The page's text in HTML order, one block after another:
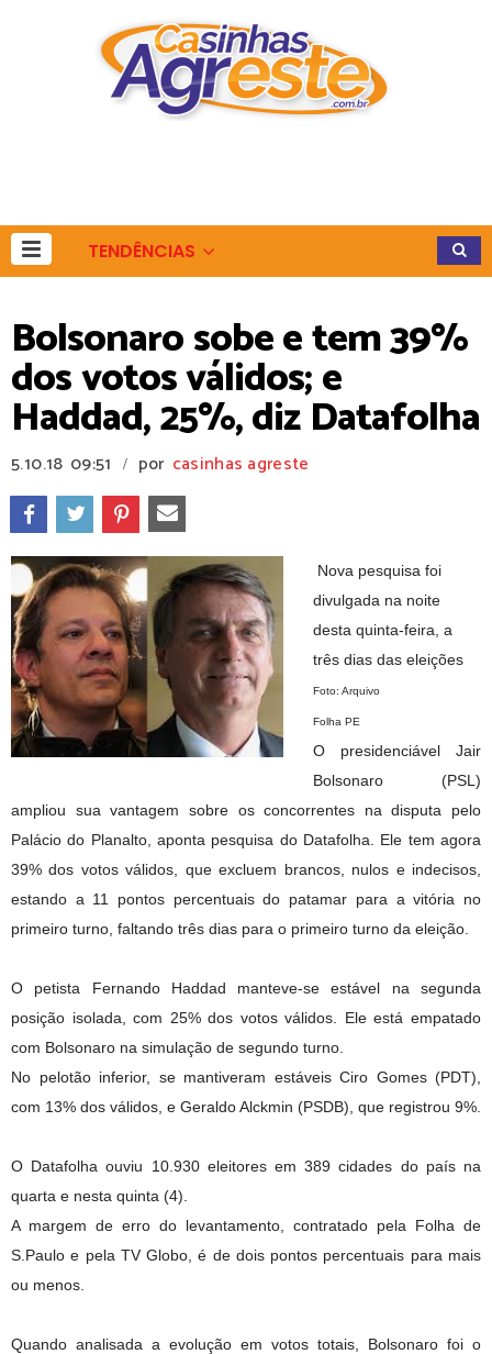
TENDÊNCIAS
Bolsonaro sobe e tem 39%
dos votos válidos; e
Haddad, 25%, diz Datafolha
5.10.18 09:51 / por casinhas agreste
Nova pesquisa foi
divulgada na noite
desta quinta-feira, a
três dias das eleições
Foto: Arquivo
Folha PE
O presidenciável Jair
Bolsonaro (PSL)
ampliou sua vantagem sobre os concorrentes na disputa pelo
Palácio do Planalto, aponta pesquisa do Datafolha. Ele tem agora
39% dos votos válidos, que excluem brancos, nulos e indecisos,
estando a 11 pontos percentuais do patamar para a vitória no
primeiro turno, faltando três dias para o primeiro turno da eleição.
O petista Fernando Haddad manteve-se estável na segunda
posição isolada, com 25% dos votos válidos. Ele está empatado
com Bolsonaro na simulação de segundo turno.
No pelotão inferior, se mantiveram estáveis Ciro Gomes (PDT),
com 13% dos válidos, e Geraldo Alckmin (PSDB), que registrou 9%.
O Datafolha ouviu 10.930 eleitores em 389 cidades do país na
quarta e nesta quinta (4).
A margem de erro do levantamento, contratado pela Folha de
S.Paulo e pela TV Globo, é de dois pontos percentuais para mais
ou menos.
Quando analisada a evolução em votos totais, Bolsonaro foi o